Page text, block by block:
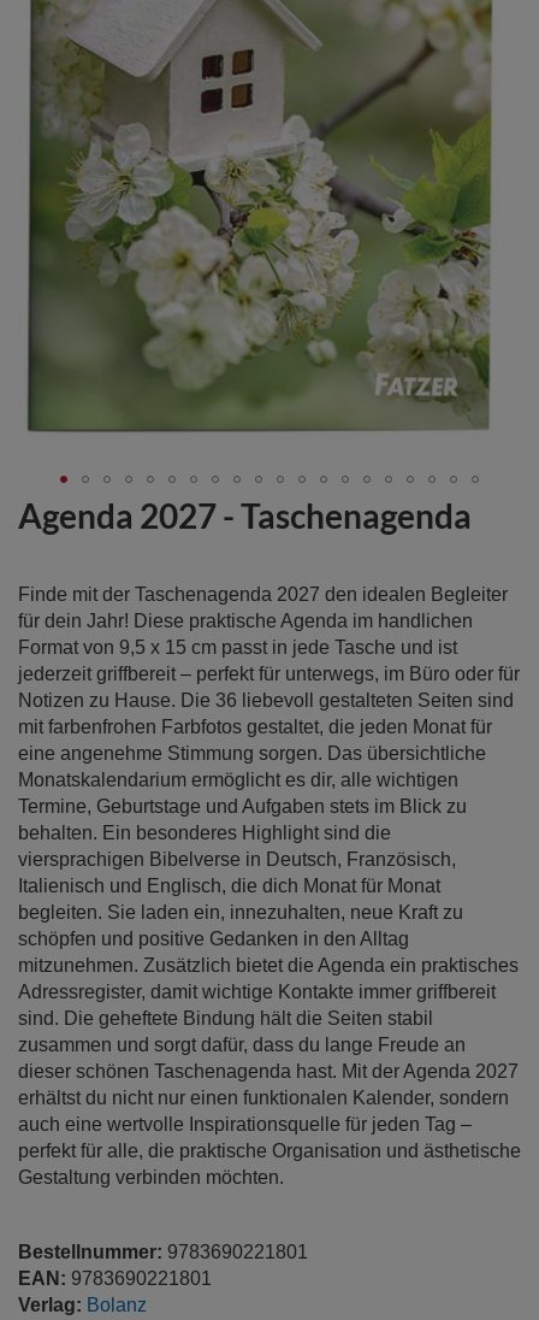
Agenda 2027 - Taschenagenda
Finde mit der Taschenagenda 2027 den idealen Begleiter
für dein Jahr! Diese praktische Agenda im handlichen
Format von 9,5 x 15 cm passt in jede Tasche und ist
jederzeit griffbereit – perfekt für unterwegs, im Büro oder für
Notizen zu Hause. Die 36 liebevoll gestalteten Seiten sind
mit farbenfrohen Farbfotos gestaltet, die jeden Monat für
eine angenehme Stimmung sorgen. Das übersichtliche
Monatskalendarium ermöglicht es dir, alle wichtigen
Termine, Geburtstage und Aufgaben stets im Blick zu
behalten. Ein besonderes Highlight sind die
viersprachigen Bibelverse in Deutsch, Französisch,
Italienisch und Englisch, die dich Monat für Monat
begleiten. Sie laden ein, innezuhalten, neue Kraft zu
schöpfen und positive Gedanken in den Alltag
mitzunehmen. Zusätzlich bietet die Agenda ein praktisches
Adressregister, damit wichtige Kontakte immer griffbereit
sind. Die geheftete Bindung hält die Seiten stabil
zusammen und sorgt dafür, dass du lange Freude an
dieser schönen Taschenagenda hast. Mit der Agenda 2027
erhältst du nicht nur einen funktionalen Kalender, sondern
auch eine wertvolle Inspirationsquelle für jeden Tag –
perfekt für alle, die praktische Organisation und ästhetische
Gestaltung verbinden möchten.
Bestellnummer: 9783690221801
EAN: 9783690221801
Verlag: Bolanz
Zum
Anfang
Bildergalerie
springen